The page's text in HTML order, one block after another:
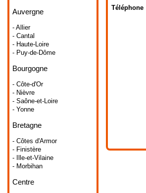
Auvergne
- Allier
- Cantal
- Haute-Loire
- Puy-de-Dôme
Bourgogne
- Côte-d'Or
- Nièvre
- Saône-et-Loire
- Yonne
Bretagne
- Côtes d'Armor
- Finistère
- Ille-et-Vilaine
- Morbihan
Centre
Téléphone